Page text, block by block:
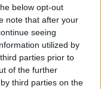
below opt-out
note that after your
seeing
utilized by
parties prior to
of the further
third parties on the